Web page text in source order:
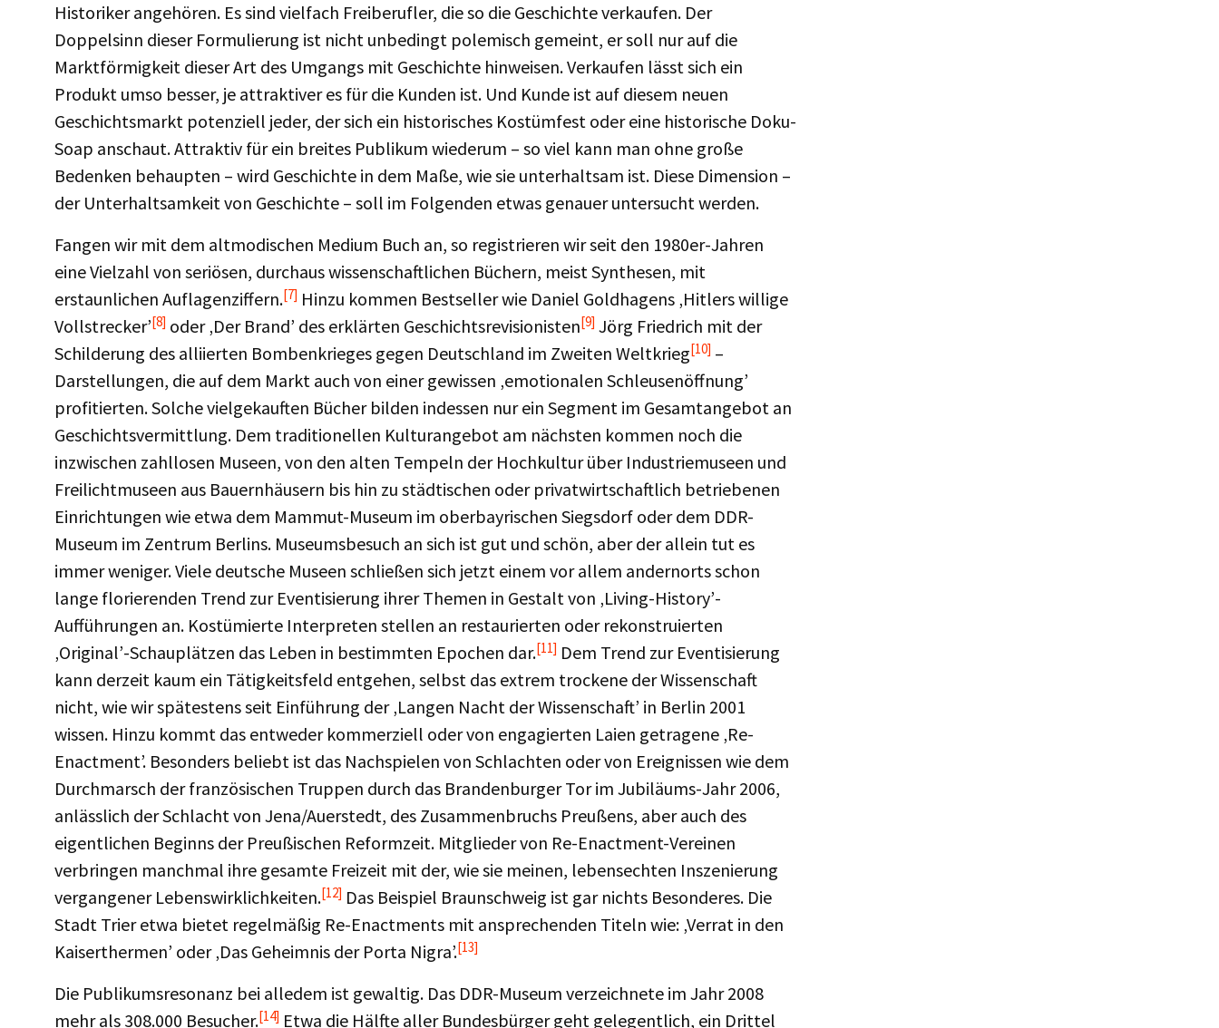
Historiker angehören. Es sind vielfach Freiberufler, die so die Geschichte verkaufen. Der
Doppelsinn dieser Formulierung ist nicht unbedingt polemisch gemeint, er soll nur auf die
Marktförmigkeit dieser Art des Umgangs mit Geschichte hinweisen. Verkaufen lässt sich ein
Produkt umso besser, je attraktiver es für die Kunden ist. Und Kunde ist auf diesem neuen
Geschichtsmarkt potenziell jeder, der sich ein historisches Kostümfest oder eine historische Doku-
Soap anschaut. Attraktiv für ein breites Publikum wiederum – so viel kann man ohne große
Bedenken behaupten – wird Geschichte in dem Maße, wie sie unterhaltsam ist. Diese Dimension –
der Unterhaltsamkeit von Geschichte – soll im Folgenden etwas genauer untersucht werden.
Fangen wir mit dem altmodischen Medium Buch an, so registrieren wir seit den 1980er-Jahren
eine Vielzahl von seriösen, durchaus wissenschaftlichen Büchern, meist Synthesen, mit
erstaunlichen Auflagenziffern.[7] Hinzu kommen Bestseller wie Daniel Goldhagens ‚Hitlers willige
Vollstrecker’[8] oder ‚Der Brand’ des erklärten Geschichtsrevisionisten[9] Jörg Friedrich mit der
Schilderung des alliierten Bombenkrieges gegen Deutschland im Zweiten Weltkrieg[10] –
Darstellungen, die auf dem Markt auch von einer gewissen ‚emotionalen Schleusenöffnung’
profitierten. Solche vielgekauften Bücher bilden indessen nur ein Segment im Gesamtangebot an
Geschichtsvermittlung. Dem traditionellen Kulturangebot am nächsten kommen noch die
inzwischen zahllosen Museen, von den alten Tempeln der Hochkultur über Industriemuseen und
Freilichtmuseen aus Bauernhäusern bis hin zu städtischen oder privatwirtschaftlich betriebenen
Einrichtungen wie etwa dem Mammut-Museum im oberbayrischen Siegsdorf oder dem DDR-
Museum im Zentrum Berlins. Museumsbesuch an sich ist gut und schön, aber der allein tut es
immer weniger. Viele deutsche Museen schließen sich jetzt einem vor allem andernorts schon
lange florierenden Trend zur Eventisierung ihrer Themen in Gestalt von ‚Living-History’-
Aufführungen an. Kostümierte Interpreten stellen an restaurierten oder rekonstruierten
‚Original’-Schauplätzen das Leben in bestimmten Epochen dar.[11] Dem Trend zur Eventisierung
kann derzeit kaum ein Tätigkeitsfeld entgehen, selbst das extrem trockene der Wissenschaft
nicht, wie wir spätestens seit Einführung der ‚Langen Nacht der Wissenschaft’ in Berlin 2001
wissen. Hinzu kommt das entweder kommerziell oder von engagierten Laien getragene ‚Re-
Enactment’. Besonders beliebt ist das Nachspielen von Schlachten oder von Ereignissen wie dem
Durchmarsch der französischen Truppen durch das Brandenburger Tor im Jubiläums-Jahr 2006,
anlässlich der Schlacht von Jena/Auerstedt, des Zusammenbruchs Preußens, aber auch des
eigentlichen Beginns der Preußischen Reformzeit. Mitglieder von Re-Enactment-Vereinen
verbringen manchmal ihre gesamte Freizeit mit der, wie sie meinen, lebensechten Inszenierung
vergangener Lebenswirklichkeiten.[12] Das Beispiel Braunschweig ist gar nichts Besonderes. Die
Stadt Trier etwa bietet regelmäßig Re-Enactments mit ansprechenden Titeln wie: ‚Verrat in den
Kaiserthermen’ oder ‚Das Geheimnis der Porta Nigra’.[13]
Die Publikumsresonanz bei alledem ist gewaltig. Das DDR-Museum verzeichnete im Jahr 2008
mehr als 308.000 Besucher.[14] Etwa die Hälfte aller Bundesbürger geht gelegentlich, ein Drittel